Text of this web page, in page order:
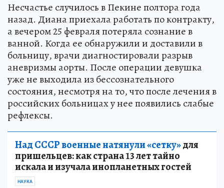
Несчастье случилось в Пекине полтора года
назад. Диана приехала работать по контракту,
а вечером 25 февраля потеряла сознание в
ванной. Когда ее обнаружили и доставили в
больницу, врачи диагностировали разрыв
аневризмы аорты. После операции девушка
уже не выходила из бессознательного
состояния, несмотря на то, что после лечения в
российских больницах у нее появились слабые
рефлексы.
Над СССР военные натянули «сетку»для
пришельцев: как страна 13 лет тайно
искала и изучала инопланетных гостей
НАУКА